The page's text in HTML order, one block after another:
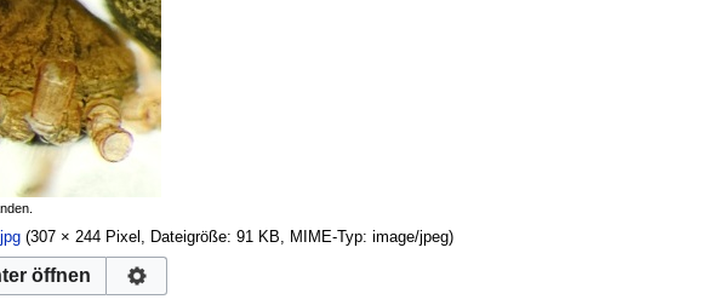
‎ (307 × 244 Pixel, Dateigröße: 91 KB, MIME-Typ: image/jpeg)
öffnen